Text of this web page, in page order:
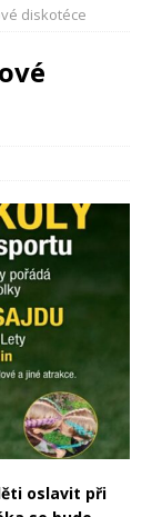
diskotéce
oslavit při